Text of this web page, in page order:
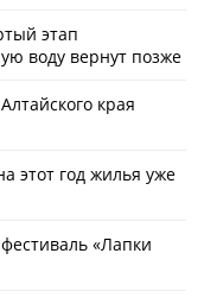
этап
воду вернут позже
края
этот год жилья уже
«Лапки